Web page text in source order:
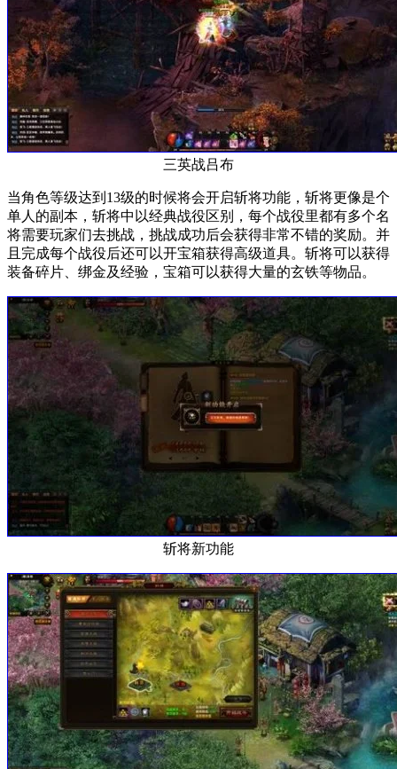
三英战吕布
当角色等级达到13级的时候将会开启斩将功能，斩将更像是个
单人的副本，斩将中以经典战役区别，每个战役里都有多个名
将需要玩家们去挑战，挑战成功后会获得非常不错的奖励。并
且完成每个战役后还可以开宝箱获得高级道具。斩将可以获得
装备碎片、绑金及经验，宝箱可以获得大量的玄铁等物品。
斩将新功能